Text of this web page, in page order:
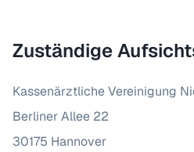
Zuständige
Kassenärztliche Vereinigung
Berliner Allee 22
30175 Hannover